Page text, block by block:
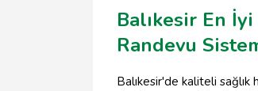
Balıkesir En
Randevu
Balıkesir'de kaliteli